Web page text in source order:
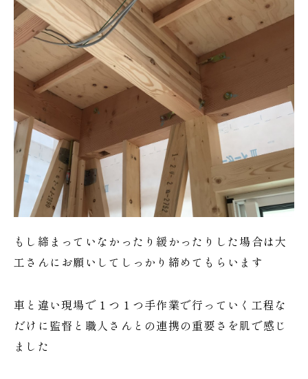
もし締まっていなかったり緩かったりした場合は大
工さんにお願いしてしっかり締めてもらいます
車と違い現場で１つ１つ手作業で行っていく工程な
だけに監督と職人さんとの連携の重要さを肌で感じ
ました